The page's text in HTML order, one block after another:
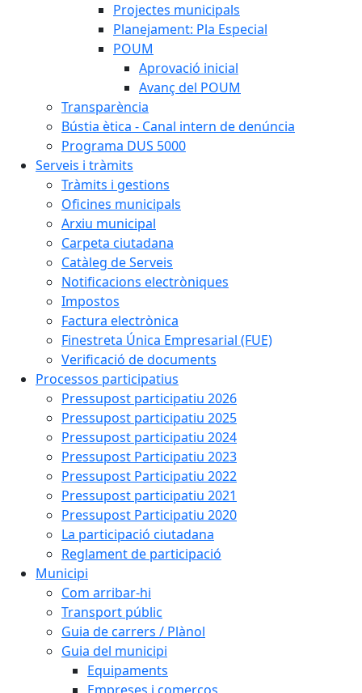
Projectes municipals
Planejament: Pla Especial
POUM
Aprovació inicial
Avanç del POUM
Transparència
Bústia ètica - Canal intern de denúncia
Programa DUS 5000
Serveis i tràmits
Tràmits i gestions
Oficines municipals
Arxiu municipal
Carpeta ciutadana
Catàleg de Serveis
Notificacions electròniques
Impostos
Factura electrònica
Finestreta Única Empresarial (FUE)
Verificació de documents
Processos participatius
Pressupost participatiu 2026
Pressupost participatiu 2025
Pressupost participatiu 2024
Pressupost Participatiu 2023
Pressupost Participatiu 2022
Pressupost participatiu 2021
Pressupost Participatiu 2020
La participació ciutadana
Reglament de participació
Municipi
Com arribar-hi
Transport públic
Guia de carrers / Plànol
Guia del municipi
Equipaments